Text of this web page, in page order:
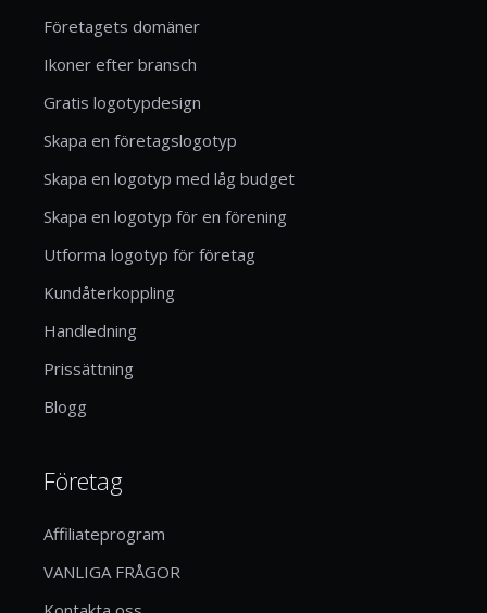
Företagets domäner
Ikoner efter bransch
Gratis logotypdesign
Skapa en företagslogotyp
Skapa en logotyp med låg budget
Skapa en logotyp för en förening
Utforma logotyp för företag
Kundåterkoppling
Handledning
Prissättning
Blogg
Företag
Affiliateprogram
VANLIGA FRÅGOR